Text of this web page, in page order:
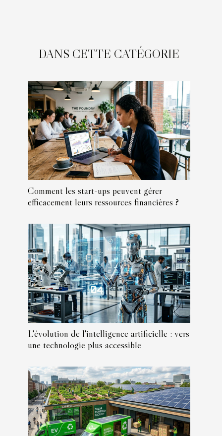
DANS CETTE CATÉGORIE
Comment les start-ups peuvent gérer
efficacement leurs ressources financières ?
L'évolution de l'intelligence artificielle : vers
une technologie plus accessible